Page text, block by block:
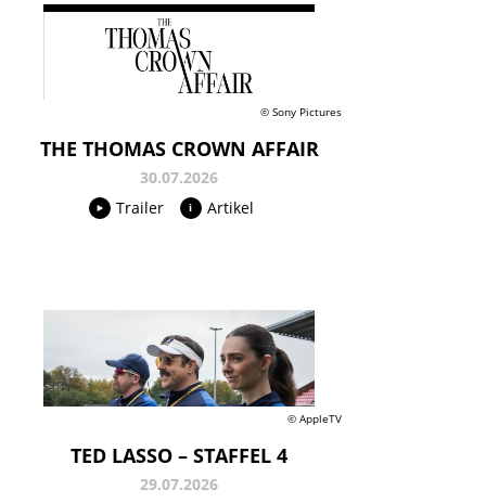
© Sony Pictures
THE THOMAS CROWN AFFAIR
30.07.2026
Trailer
Artikel
© AppleTV
TED LASSO – STAFFEL 4
29.07.2026